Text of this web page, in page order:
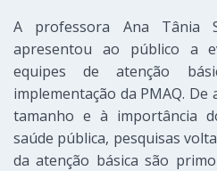
A professora Ana Tânia
apresentou ao público a
equipes de atenção
implementação da PMAQ. De
tamanho e à importância
saúde pública, pesquisas
da atenção básica são